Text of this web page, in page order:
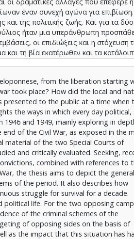
έναν συνεχή αγώνα για
και της πολιτικής ζωής. Και για τα δύο
ήταν μια υπεράνθρωπη
οι επιδιώξεις και η στόχευση
και τη βία εκατέρωθεν και τα
from the liberation starting
took place? How did the local and
presented to the public at a time when
the ways in which every day political,
and 1949, mainly exploring in
of the Civil War, as exposed in the
material of the two Special Courts of
and critically evaluated. Seeking,
combined with references to
the thesis aims to depict the general
of the period. It also describes how
struggle for survival for a decade.
political life. For the two opposing
of the criminal schemes of the
of opposing sides on the basis of
as the impact that this situation has